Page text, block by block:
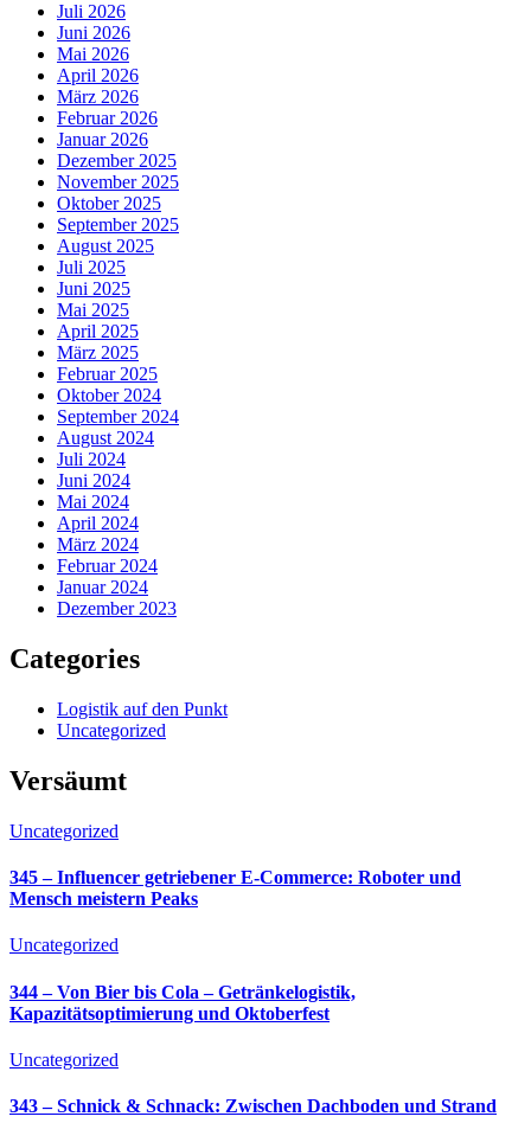
Juli 2026
Juni 2026
Mai 2026
April 2026
März 2026
Februar 2026
Januar 2026
Dezember 2025
November 2025
Oktober 2025
September 2025
August 2025
Juli 2025
Juni 2025
Mai 2025
April 2025
März 2025
Februar 2025
Oktober 2024
September 2024
August 2024
Juli 2024
Juni 2024
Mai 2024
April 2024
März 2024
Februar 2024
Januar 2024
Dezember 2023
Categories
Logistik auf den Punkt
Uncategorized
Versäumt
Uncategorized
345 – Influencer getriebener E-Commerce: Roboter und
Mensch meistern Peaks
Uncategorized
344 – Von Bier bis Cola – Getränkelogistik,
Kapazitätsoptimierung und Oktoberfest
Uncategorized
343 – Schnick & Schnack: Zwischen Dachboden und Strand